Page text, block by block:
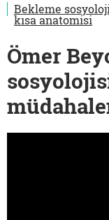
Bekleme
kısa anatomisi
Ömer